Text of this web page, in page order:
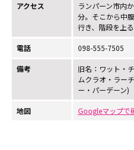
アクセス
ランパーン市内
分。そこから中
行き、階段を上る
電話 098-555-7505
備考
旧名：ワット・
ムクラオ・ラー
ー・パーデーン)
地図 Googleマップで